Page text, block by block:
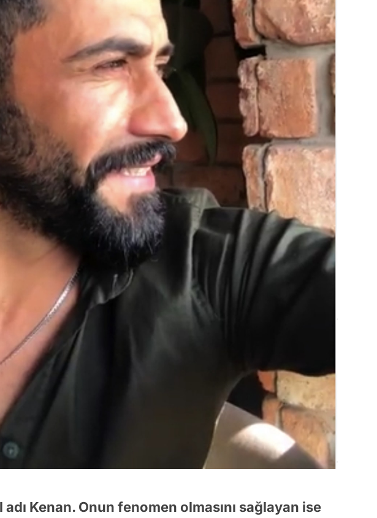
adı Kenan. Onun fenomen olmasını sağlayan ise